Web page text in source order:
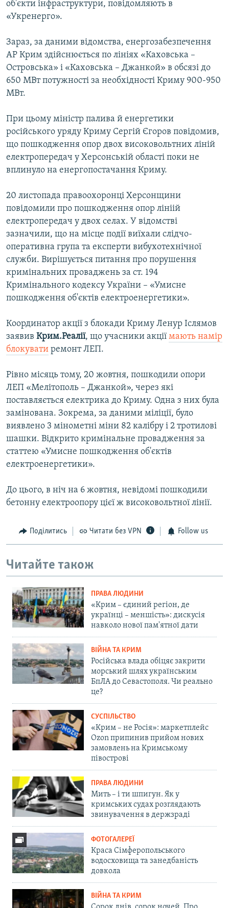
об'єкти інфраструктури, повідомляють в
«Укренерго».
Зараз, за даними відомства, енергозабезпечення
АР Крим здійснюється по лініях «Каховська –
Островська» і «Каховська – Джанкой» в обсязі до
650 МВт потужності за необхідності Криму 900-950
МВт.
При цьому міністр палива й енергетики
російського уряду Криму Сергій Єгоров повідомив,
що пошкодження опор двох високовольтних ліній
електропередач у Херсонській області поки не
вплинуло на енергопостачання Криму.
20 листопада правоохоронці Херсонщини
повідомили про пошкодження опор лініій
електропередач у двох селах. У відомстві
зазначили, що на місце події виїхали слідчо-
оперативна група та експерти вибухотехнічної
служби. Вирішується питання про порушення
кримінальних проваджень за ст. 194
Кримінального кодексу України – «Умисне
пошкодження об'єктів електроенергетики».
Координатор акції з блокади Криму Ленур Іслямов
заявив Крим.Реалії, що учасники акції мають намір
блокувати ремонт ЛЕП.
Рівно місяць тому, 20 жовтня, пошкодили опори
ЛЕП «Мелітополь – Джанкой», через які
поставляється електрика до Криму. Одна з них була
замінована. Зокрема, за даними міліції, було
виявлено 3 мінометні міни 82 калібру і 2 тротилові
шашки. Відкрито кримінальне провадження за
статтею «Умисне пошкодження об'єктів
електроенергетики».
До цього, в ніч на 6 жовтня, невідомі пошкодили
бетонну електроопору цієї ж високовольтної лінії.
Поділитись Читати без VPN Follow us
Читайте також
ПРАВА ЛЮДИНИ
«Крим – єдиний регіон, де
українці – меншість»: дискусія
навколо нової пам'ятної дати
ВІЙНА ТА КРИМ
Російська влада обіцяє закрити
морський шлях українським
БпЛА до Севастополя. Чи реально
це?
СУСПІЛЬСТВО
«Крим – не Росія»: маркетплейс
Ozon припинив прийом нових
замовлень на Кримському
півострові
ПРАВА ЛЮДИНИ
Мить – і ти шпигун. Як у
кримських судах розглядають
звинувачення в держзраді
ФОТОГАЛЕРЕЇ
Краса Сімферопольського
водосховища та занедбаність
довкола
ВІЙНА ТА КРИМ